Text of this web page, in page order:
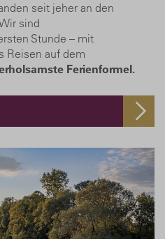
seit jeher an den
sind
Stunde – mit
Reisen auf dem
Ferienformel.